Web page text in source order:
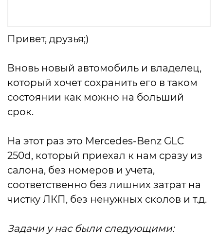
Привет, друзья;)
Вновь новый автомобиль и владелец,
который хочет сохранить его в таком
состоянии как можно на больший
срок.
На этот раз это Mercedes-Benz GLC
250d, который приехал к нам сразу из
салона, без номеров и учета,
соответственно без лишних затрат на
чистку ЛКП, без ненужных сколов и т.д.
Задачи у нас были следующими: